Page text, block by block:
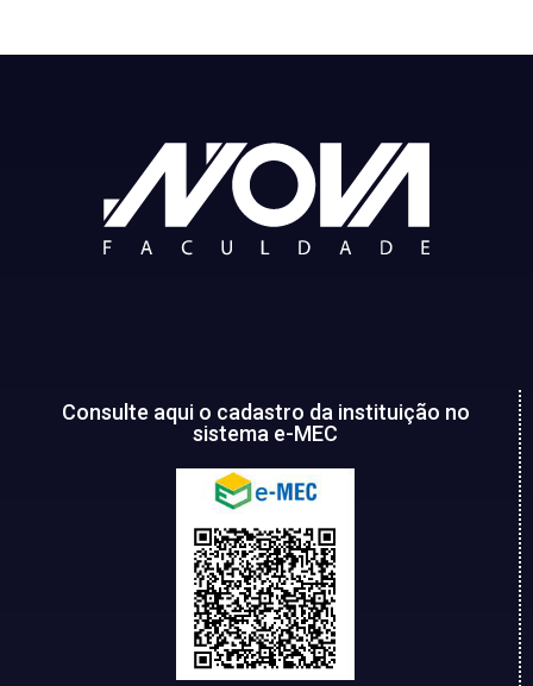
Consulte aqui o cadastro da instituição no
sistema e-MEC